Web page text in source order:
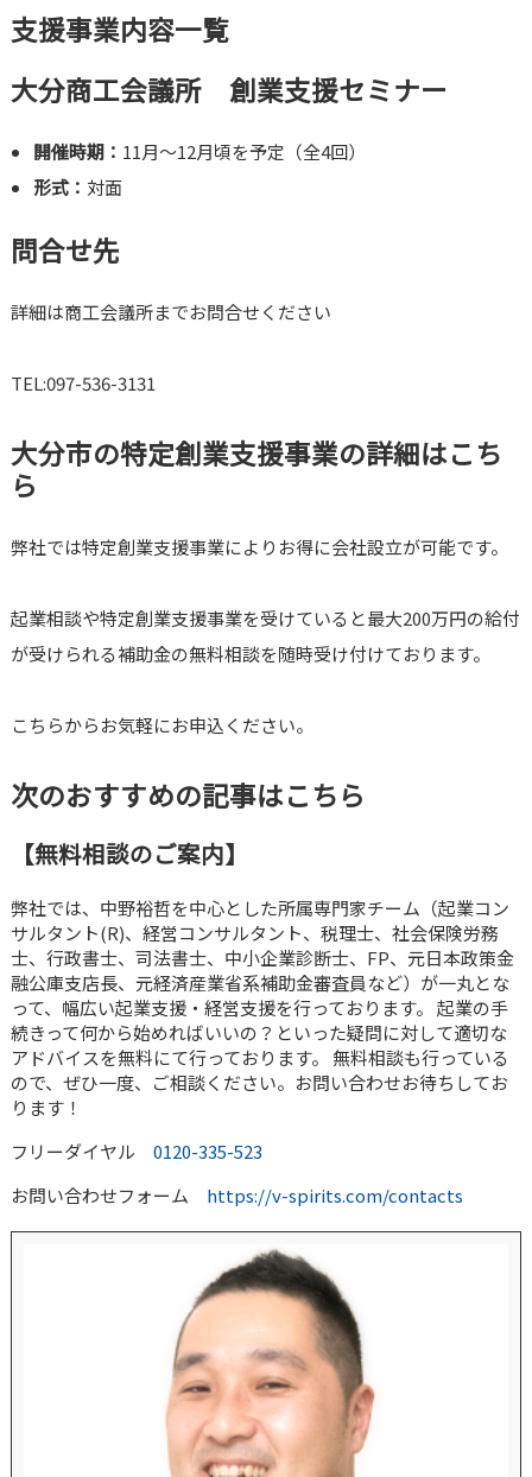
支援事業内容一覧
大分商工会議所 創業支援セミナー
開催時期： 11月～12月頃を予定（全4回）
形式： 対面
問合せ先
詳細は商工会議所までお問合せください
TEL:097-536-3131
大分市の特定創業支援事業の詳細はこち
ら
弊社では特定創業支援事業によりお得に会社設立が可能です。
起業相談や特定創業支援事業を受けていると最大200万円の給付
が受けられる補助金の無料相談を随時受け付けております。
こちらからお気軽にお申込ください。
次のおすすめの記事はこちら
【無料相談のご案内】
弊社では、中野裕哲を中心とした所属専門家チーム（起業コン
サルタント(R)、経営コンサルタント、税理士、社会保険労務
士、行政書士、司法書士、中小企業診断士、FP、元日本政策金
融公庫支店長、元経済産業省系補助金審査員など）が一丸とな
って、幅広い起業支援・経営支援を行っております。 起業の手
続きって何から始めればいいの？といった疑問に対して適切な
アドバイスを無料にて行っております。 無料相談も行っている
ので、ぜひ一度、ご相談ください。お問い合わせお待ちしてお
ります！
フリーダイヤル 0120-335-523
お問い合わせフォーム https://v-spirits.com/contacts